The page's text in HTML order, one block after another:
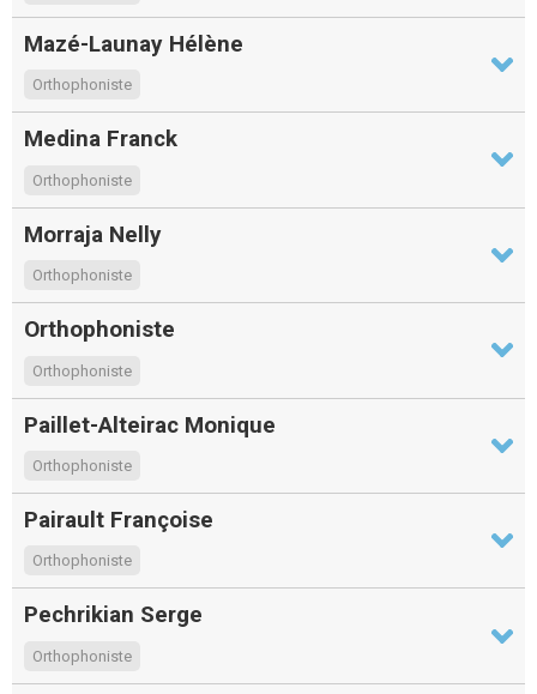
Mazé-Launay Hélène
Orthophoniste
Medina Franck
Orthophoniste
Morraja Nelly
Orthophoniste
Orthophoniste
Orthophoniste
Paillet-Alteirac Monique
Orthophoniste
Pairault Françoise
Orthophoniste
Pechrikian Serge
Orthophoniste